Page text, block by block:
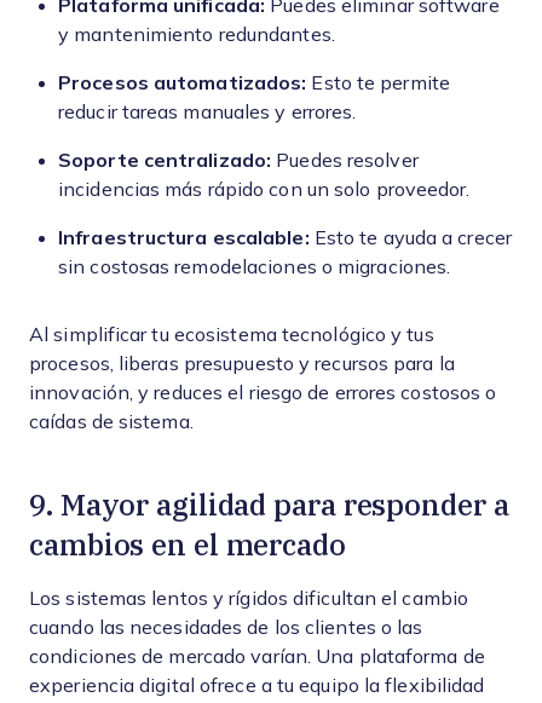
Plataforma unificada: Puedes eliminar software
y mantenimiento redundantes.
Procesos automatizados: Esto te permite
reducir tareas manuales y errores.
Soporte centralizado: Puedes resolver
incidencias más rápido con un solo proveedor.
Infraestructura escalable: Esto te ayuda a crecer
sin costosas remodelaciones o migraciones.
Al simplificar tu ecosistema tecnológico y tus
procesos, liberas presupuesto y recursos para la
innovación, y reduces el riesgo de errores costosos o
caídas de sistema.
9. Mayor agilidad para responder a
cambios en el mercado
Los sistemas lentos y rígidos dificultan el cambio
cuando las necesidades de los clientes o las
condiciones de mercado varían. Una plataforma de
experiencia digital ofrece a tu equipo la flexibilidad